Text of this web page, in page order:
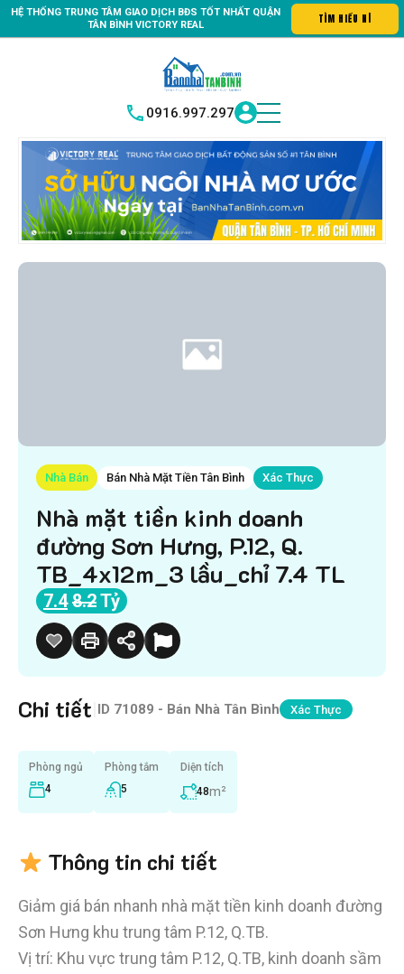
tin số #1 Bất động sản quận Tân Bình "Nơi bạn tìm kiếm bất
0916.997.297
Nhà Bán Bán Nhà Mặt Tiền Tân Bình Xác Thực
Nhà mặt tiền kinh doanh
đường Sơn Hưng, P.12, Q.
TB_4x12m_3 lầu_chỉ 7.4 TL
7.4 8.2Tỷ
Chi tiết ID 71089 - Bán Nhà Tân Bình Xác Thực
Phòng ngủ
4
Phòng tắm
5
Diện tích
48m²
Thông tin chi tiết
Giảm giá bán nhanh nhà mặt tiền kinh doanh đường
Sơn Hưng khu trung tâm P.12, Q.TB.
Vị trí: Khu vực trung tâm P.12, Q.TB, kinh doanh sầm
HỆ THỐNG TRUNG TÂM GIAO DỊCH BĐS TỐT NHẤT QUẬN
TÂN BÌNHVICTORY REAL TÌM H|